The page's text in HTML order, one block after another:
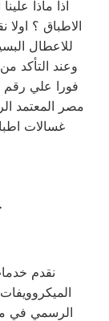
اذا ماذا
الاطباق ؟ اولا
للاعطال
وعند التأكد
فورا علي رقم
مصر المعتمد
غسالات
نقدم
الرسمي في